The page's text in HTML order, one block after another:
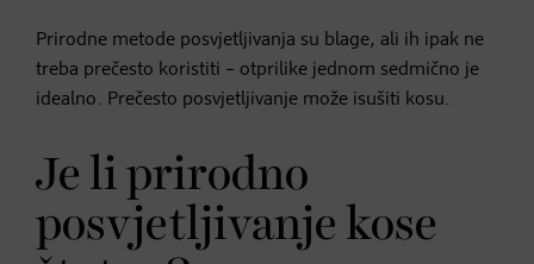
Prirodne metode posvjetljivanja su blage, ali ih ipak ne
treba prečesto koristiti – otprilike jednom sedmično je
idealno. Prečesto posvjetljivanje može isušiti kosu.
Je li prirodno
posvjetljivanje kose